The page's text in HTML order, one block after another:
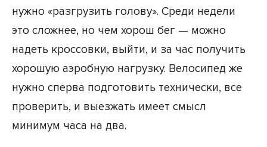
нужно «разгрузить голову». Среди недели
это сложнее, но чем хорош бег — можно
надеть кроссовки, выйти, и за час получить
хорошую аэробную нагрузку. Велосипед же
нужно сперва подготовить технически, все
проверить, и выезжать имеет смысл
минимум часа на два.